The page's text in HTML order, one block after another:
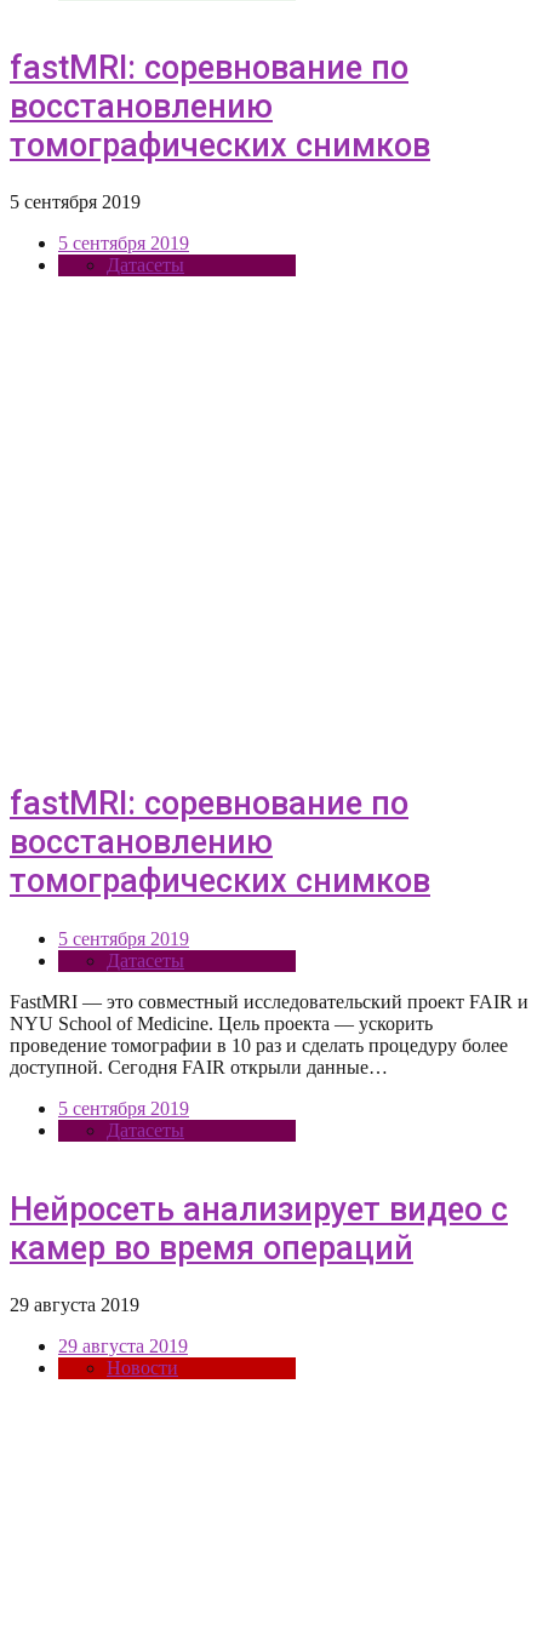
fastMRI: соревнование по
восстановлению
томографических снимков
5 сентября 2019
5 сентября 2019
Датасеты
fastMRI: соревнование по
восстановлению
томографических снимков
5 сентября 2019
Датасеты
FastMRI — это совместный исследовательский проект FAIR и
NYU School of Medicine. Цель проекта — ускорить
проведение томографии в 10 раз и сделать процедуру более
доступной. Сегодня FAIR открыли данные…
5 сентября 2019
Датасеты
Нейросеть анализирует видео с
камер во время операций
29 августа 2019
29 августа 2019
Новости